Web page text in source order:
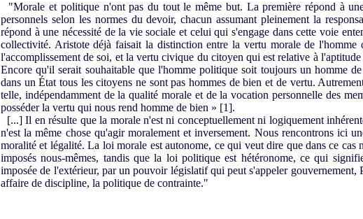
"Morale et politique n'ont pas du tout le même but. La première répond à
personnels selon les normes du devoir, chacun assumant pleinement la
répond à une nécessité de la vie sociale et celui qui s'engage dans cette voie
collectivité. Aristote déjà faisait la distinction entre la vertu morale de
l'accomplissement de soi, et la vertu civique du citoyen qui est relative à
Encore qu'il serait souhaitable que l'homme politique soit toujours un homme
dans un État tous les citoyens ne sont pas hommes de bien et de vertu.
telle, indépendamment de la qualité morale et de la vocation personnelle des
posséder la vertu qui nous rend homme de bien » [1].
[...] Il en résulte que la morale n'est ni conceptuellement ni logiquement
n'est la même chose qu'agir moralement et inversement. Nous rencontrons ici
moralité et légalité. La loi morale est autonome, ce qui veut dire que dans ce cas
imposés nous-mêmes, tandis que la loi politique est hétéronome, ce qui
imposée de l'extérieur, par un pouvoir législatif qui peut s'appeler
affaire de discipline, la politique de contrainte."